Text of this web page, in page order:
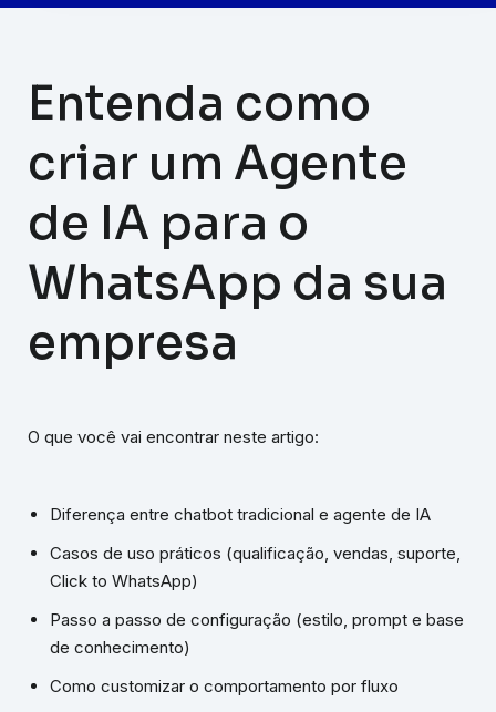
Entenda como
criar um Agente
de IA para o
WhatsApp da sua
empresa
O que você vai encontrar neste artigo:
Diferença entre chatbot tradicional e agente de IA
Casos de uso práticos (qualificação, vendas, suporte,
Click to WhatsApp)
Passo a passo de configuração (estilo, prompt e base
de conhecimento)
Como customizar o comportamento por fluxo